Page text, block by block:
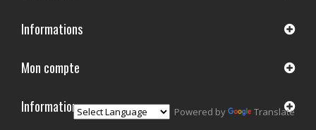
Informations
Mon compte
Informations Powered by Translate